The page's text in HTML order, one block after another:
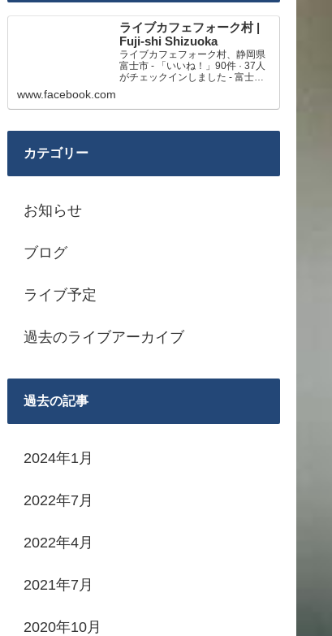
ライブカフェフォーク村 |
Fuji-shi Shizuoka
ライブカフェフォーク村、静岡県
富士市 - 「いいね！」90件 · 37人
がチェックインしました - 富士市
www.facebook.com
カテゴリー
お知らせ
ブログ
ライブ予定
過去のライブアーカイブ
過去の記事
2024年1月
2022年7月
2022年4月
2021年7月
2020年10月